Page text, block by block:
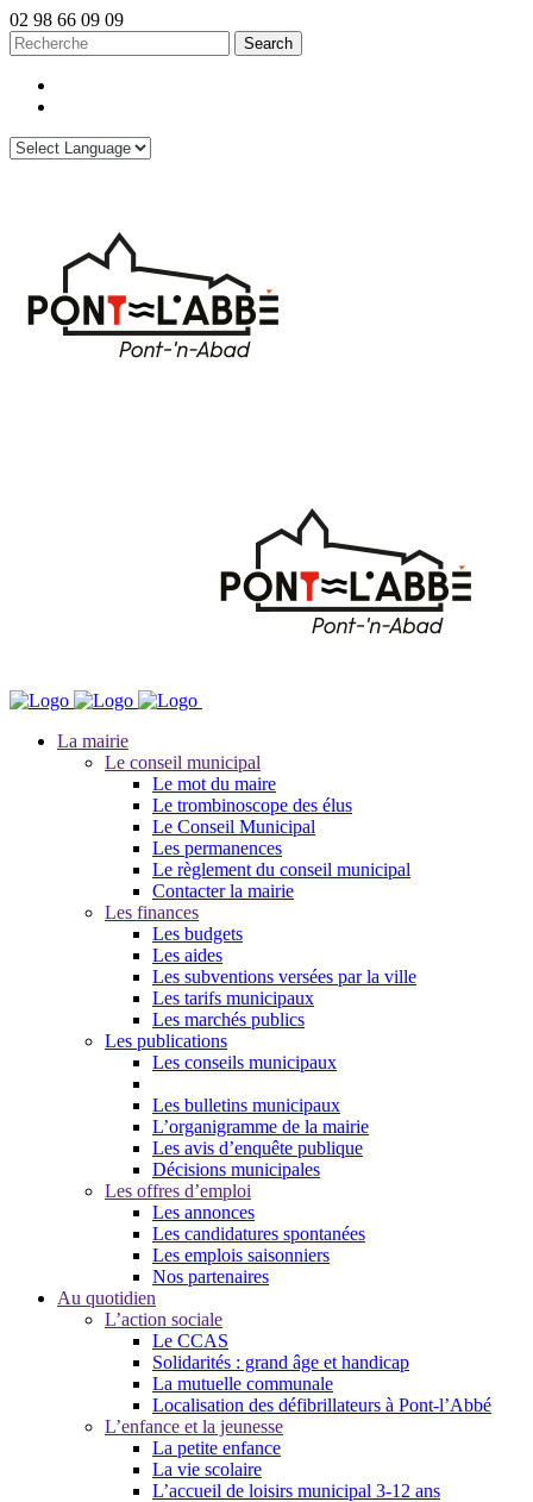
02 98 66 09 09
La mairie
Le conseil municipal
Le mot du maire
Le trombinoscope des élus
Le Conseil Municipal
Les permanences
Le règlement du conseil municipal
Contacter la mairie
Les finances
Les budgets
Les aides
Les subventions versées par la ville
Les tarifs municipaux
Les marchés publics
Les publications
Les conseils municipaux
Les bulletins municipaux
L’organigramme de la mairie
Les avis d’enquête publique
Décisions municipales
Les offres d’emploi
Les annonces
Les candidatures spontanées
Les emplois saisonniers
Nos partenaires
Au quotidien
L’action sociale
Le CCAS
Solidarités : grand âge et handicap
La mutuelle communale
Localisation des défibrillateurs à Pont-l’Abbé
L’enfance et la jeunesse
La petite enfance
La vie scolaire
L’accueil de loisirs municipal 3-12 ans